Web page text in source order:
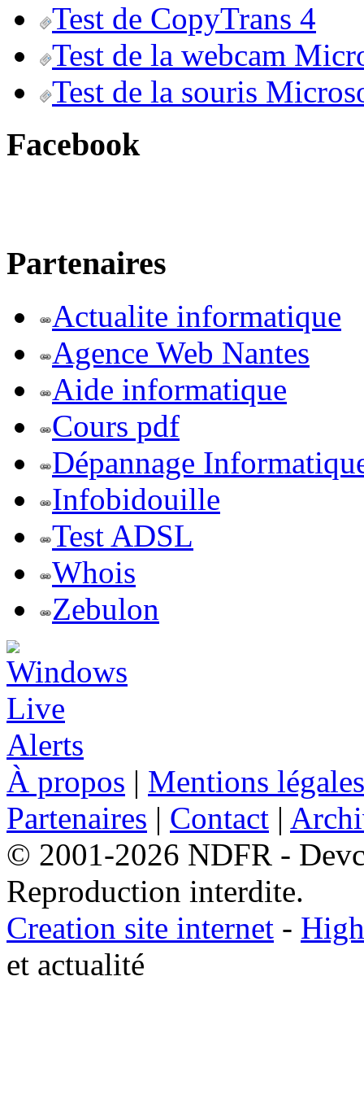
Test de CopyTrans 4
Test de la webcam
Test de la souris
Facebook
Partenaires
Actualite informatique
Agence Web Nantes
Aide informatique
Cours pdf
Dépannage
Infobidouille
Test ADSL
Whois
Zebulon
À propos | Mentions légales
Partenaires | Contact |
© 2001-2026 NDFR -
Reproduction interdite.
Creation site internet -
et actualité